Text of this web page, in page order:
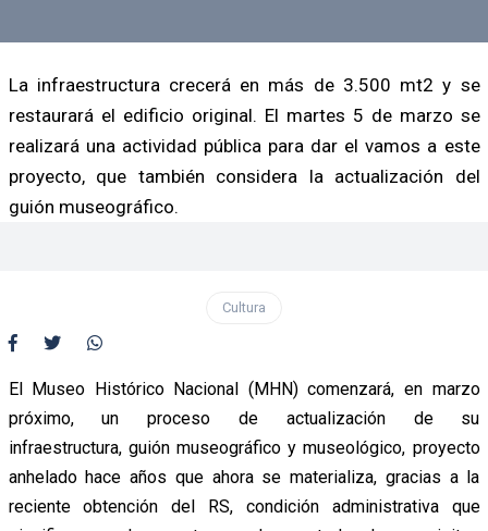
La infraestructura crecerá en más de 3.500 mt2 y se
restaurará el edificio original. El martes 5 de marzo se
realizará una actividad pública para dar el vamos a este
proyecto, que también considera la actualización del
guión museográfico.
Cultura
El Museo Histórico Nacional (MHN) comenzará, en marzo
próximo, un proceso de actualización de su
infraestructura, guión museográfico y museológico, proyecto
anhelado hace años que ahora se materializa, gracias a la
reciente obtención del RS, condición administrativa que